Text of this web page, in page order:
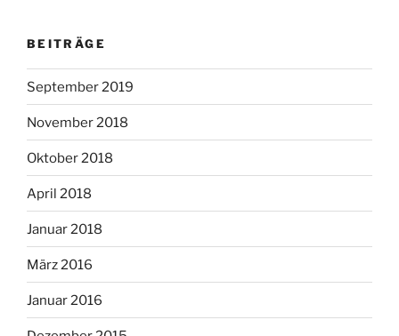
BEITRÄGE
September 2019
November 2018
Oktober 2018
April 2018
Januar 2018
März 2016
Januar 2016